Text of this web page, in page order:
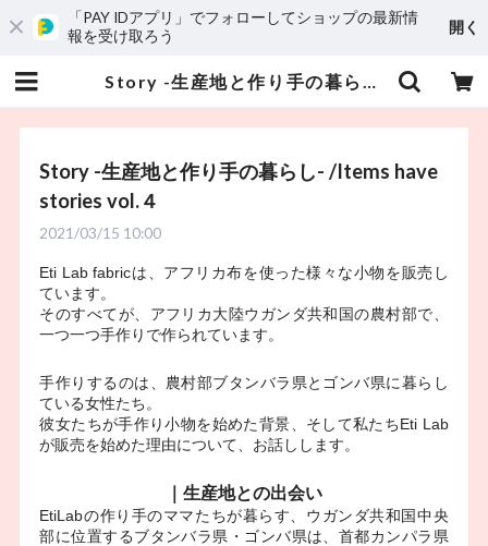
「PAY IDアプリ」でフォローしてショップの最新情
報を受け取ろう
開く
Story -生産地と作り手の暮らし- /Items have stories vol.４ | Eti Lab fabric
Story -生産地と作り手の暮らし- /Items have
stories vol.４
2021/03/15 10:00
Eti Lab fabricは、アフリカ布を使った様々な小物を販売し
ています。
そのすべてが、アフリカ大陸ウガンダ共和国の農村部で、
一つ一つ手作りで作られています。
手作りするのは、農村部ブタンバラ県とゴンバ県に暮らし
ている女性たち。
彼女たちが手作り小物を始めた背景、そして私たちEti Lab
が販売を始めた理由について、お話しします。
｜生産地との出会い
EtiLabの作り手のママたちが暮らす、ウガンダ共和国中央
部に位置するブタンバラ県・ゴンバ県は、首都カンパラ県